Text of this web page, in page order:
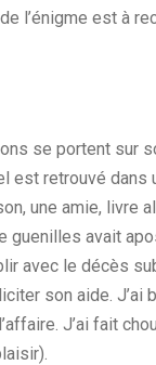
l’énigme est à
se portent sur
est retrouvé dans
une amie, livre
guenilles avait
avec le décès
son aide. J’ai
J’ai fait